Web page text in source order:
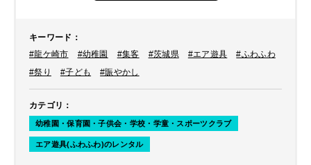
キーワード ：
#龍ケ崎市
#幼稚園 #集客 #茨城県 #エア遊具
#ふわふわ
#祭り
#子ども #賑やかし
カテゴリ ：
幼稚園・保育園・子供会・学校・学童・スポーツクラブ
エア遊具(ふわふわ)のレンタル